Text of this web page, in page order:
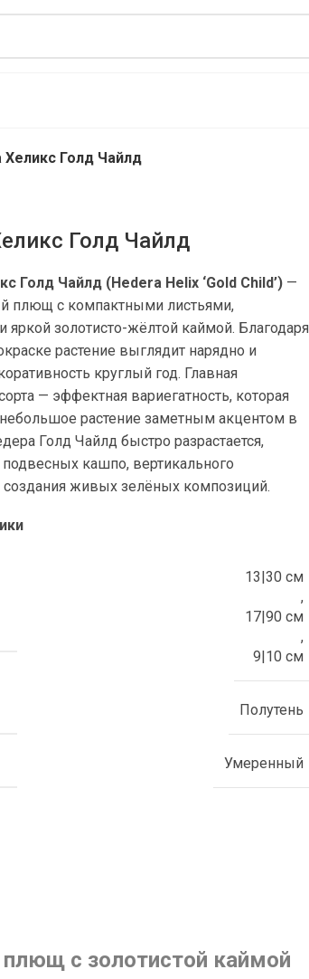
Хеликс Голд Чайлд
Голд Чайлд
Голд Чайлд (Hedera Helix ‘Gold Child’) —
плющ с компактными листьями,
золотисто-жёлтой каймой. Благодаря
растение выглядит нарядно и
круглый год. Главная
— эффектная вариегатность, которая
растение заметным акцентом в
Голд Чайлд быстро разрастается,
подвесных кашпо, вертикального
создания живых зелёных композиций.
13|30 см
,
17|90 см
,
9|10 см
Полутень
Умеренный
с золотистой каймой